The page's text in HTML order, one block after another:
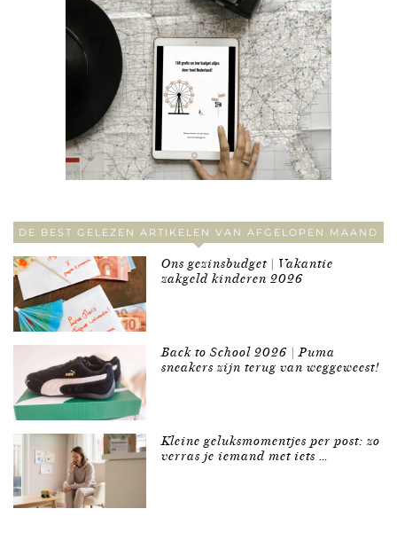
DE BEST GELEZEN ARTIKELEN VAN AFGELOPEN MAAND
Ons gezinsbudget | Vakantie
zakgeld kinderen 2026
Back to School 2026 | Puma
sneakers zijn terug van weggeweest!
Kleine geluksmomentjes per post: zo
verras je iemand met iets …